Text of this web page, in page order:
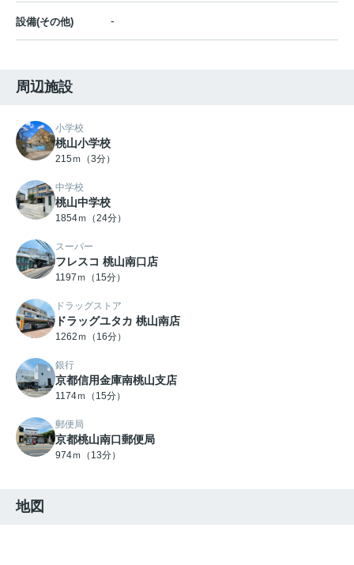
設備(その他) -
周辺施設
小学校
桃山小学校
215ｍ（3分）
中学校
桃山中学校
1854ｍ（24分）
スーパー
フレスコ 桃山南口店
1197ｍ（15分）
ドラッグストア
ドラッグユタカ 桃山南店
1262ｍ（16分）
銀行
京都信用金庫南桃山支店
1174ｍ（15分）
郵便局
京都桃山南口郵便局
974ｍ（13分）
地図